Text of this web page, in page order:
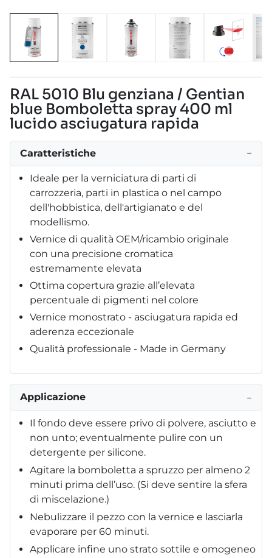
RAL 5010 Blu genziana / Gentian
blue Bomboletta spray 400 ml
lucido asciugatura rapida
Caratteristiche −
Ideale per la verniciatura di parti di
carrozzeria, parti in plastica o nel campo
dell'hobbistica, dell'artigianato e del
modellismo.
Vernice di qualità OEM/ricambio originale
con una precisione cromatica
estremamente elevata
Ottima copertura grazie all’elevata
percentuale di pigmenti nel colore
Vernice monostrato - asciugatura rapida ed
aderenza eccezionale
Qualità professionale - Made in Germany
Applicazione −
Il fondo deve essere privo di polvere, asciutto e
non unto; eventualmente pulire con un
detergente per silicone.
Agitare la bomboletta a spruzzo per almeno 2
minuti prima dell’uso. (Si deve sentire la sfera
di miscelazione.)
Nebulizzare il pezzo con la vernice e lasciarla
evaporare per 60 minuti.
Applicare infine uno strato sottile e omogeneo